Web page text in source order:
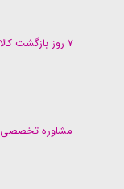
۷ روز بازگشت کالا
مشاوره تخصصی